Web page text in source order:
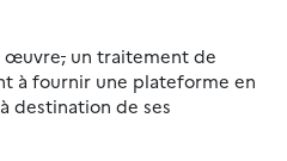
œuvre, un traitement de
à fournir une plateforme en
destination de ses